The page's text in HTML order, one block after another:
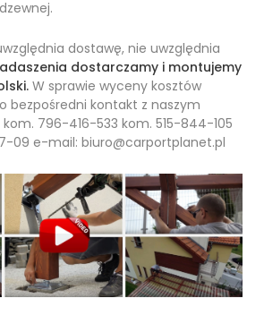
dostawę, nie uwzględnia
dostarczamy i montujemy
W sprawie wyceny kosztów
bezpośredni kontakt z naszym
kom. 796-416-533 kom. 515-844-105
09 e-mail: biuro@carportplanet.pl